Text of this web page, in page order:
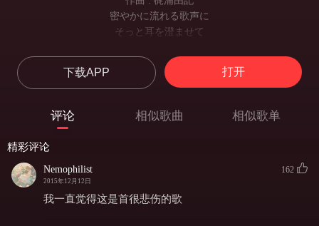
密やかに流れる歌声に
そっと耳を澄ませて
白い月の溜息分け合うの
我们分享着皓月的叹息
甘く口づけて
甜蜜的一吻
恋人のようだね
こんなに光る野原の墓れる方へ
向着闪闪发光原野的日落
下载APP 打开
评论 相似歌曲 相似歌单
精彩评论
Nemophilist
2015年12月12日
162
我一直觉得这是首很悲伤的歌